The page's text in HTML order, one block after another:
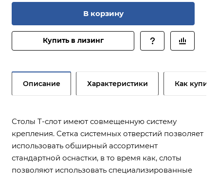
В корзину
Купить в лизинг
Описание Характеристики Как купить
Столы Т-слот имеют совмещенную систему
крепления. Сетка системных отверстий позволяет
использовать обширный ассортимент
стандартной оснастки, в то время как, слоты
позволяют использовать специализированные